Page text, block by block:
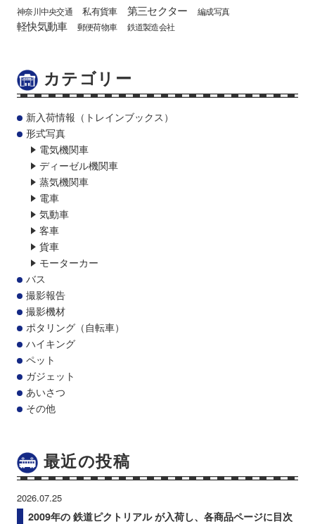
神奈川中央交通 私有貨車 第三セクター 編成写真
軽快気動車 郵便荷物車 鉄道製造会社
カテゴリー
新入荷情報（トレインブックス）
形式写真
電気機関車
ディーゼル機関車
蒸気機関車
電車
気動車
客車
貨車
モーターカー
バス
撮影報告
撮影機材
ポタリング（自転車）
ハイキング
ペット
ガジェット
あいさつ
その他
最近の投稿
2026.07.25
2009年の 鉄道ピクトリアル が入荷し、各商品ページに目次